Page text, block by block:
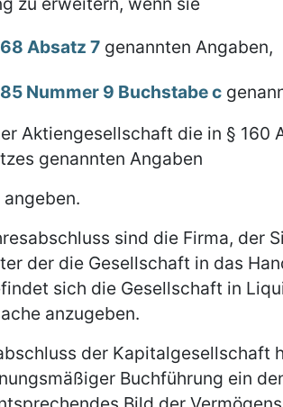
Absatz 7 genannten Angaben,
Nummer 9 Buchstabe c
Aktiengesellschaft die in § 160
genannten Angaben
sind die Firma, der
der die Gesellschaft in das
sich die Gesellschaft in
anzugeben.
der Kapitalgesellschaft
Buchführung ein